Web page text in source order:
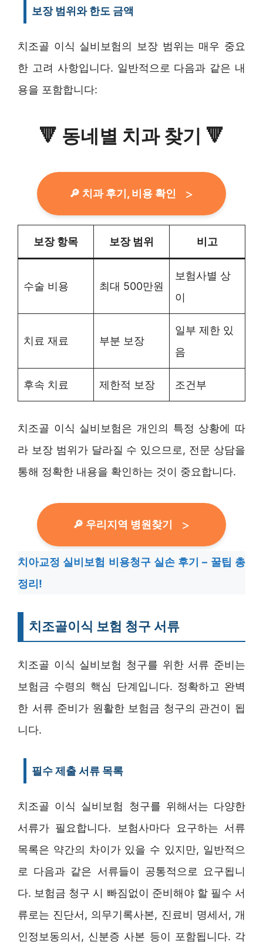
보장 범위와 한도 금액
치조골 이식 실비보험의 보장 범위는 매우 중요
한 고려 사항입니다. 일반적으로 다음과 같은 내
용을 포함합니다:
🔻 동네별 치과 찾기 🔻
🔎 치과 후기, 비용 확인
보장 항목 보장 범위 비고
수술 비용 최대 500만원
보험사별 상
이
치료 재료 부분 보장
일부 제한 있
음
후속 치료 제한적 보장 조건부
치조골 이식 실비보험은 개인의 특정 상황에 따
라 보장 범위가 달라질 수 있으므로, 전문 상담을
통해 정확한 내용을 확인하는 것이 중요합니다.
🔎 우리지역 병원찾기
치아교정 실비보험 비용청구 실손 후기 – 꿀팁 총
정리!
치조골이식 보험 청구 서류
치조골 이식 실비보험 청구를 위한 서류 준비는
보험금 수령의 핵심 단계입니다. 정확하고 완벽
한 서류 준비가 원활한 보험금 청구의 관건이 됩
니다.
필수 제출 서류 목록
치조골 이식 실비보험 청구를 위해서는 다양한
서류가 필요합니다. 보험사마다 요구하는 서류
목록은 약간의 차이가 있을 수 있지만, 일반적으
로 다음과 같은 서류들이 공통적으로 요구됩니
다. 보험금 청구 시 빠짐없이 준비해야 할 필수 서
류로는 진단서, 의무기록사본, 진료비 명세서, 개
인정보동의서, 신분증 사본 등이 포함됩니다. 각